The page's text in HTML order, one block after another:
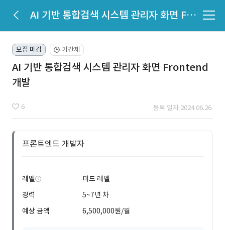
AI 기반 통합검색 시스템 관리자 화면 Frontend 개발
모집 마감 🕒 기간제
AI 기반 통합검색 시스템 관리자 화면 Frontend
개발
6 등록 일자 2024.06.26.
프론트엔드 개발자
레벨
미드 레벨
경력
5~7년 차
예상 금액
6,500,000원/월